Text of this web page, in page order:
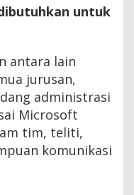
untuk
antara lain
jurusan,
administrasi
Microsoft
tim, teliti,
komunikasi